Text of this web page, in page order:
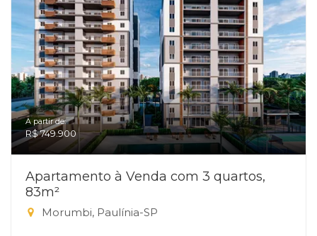
A partir de:
R$ 749.900
Apartamento à Venda com 3 quartos,
83m²
Morumbi, Paulínia-SP